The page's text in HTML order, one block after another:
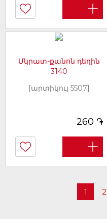
Մկրատ-քանոն դեղին
3140
[արտիկուլ 5507]
260 ֏
1 2